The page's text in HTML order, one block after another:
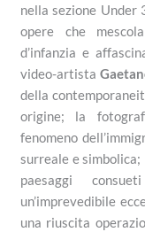
nella sezione Under
opere che
d’infanzia e
video-artista
della
origine; la
fenomeno
surreale e
paesaggi
un’imprevedibile
una riuscita